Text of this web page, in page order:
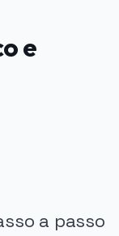
e
a passo